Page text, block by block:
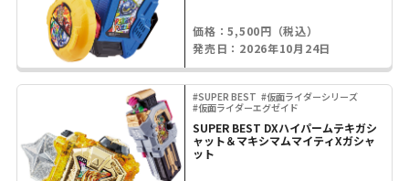
価格：5,500円（税込）
発売日：2026年10月24日
#SUPER BEST #仮面ライダーシリーズ
#仮面ライダーエグゼイド
SUPER BEST DXハイパームテキガシ
ャット＆マキシマムマイティXガシャ
ット